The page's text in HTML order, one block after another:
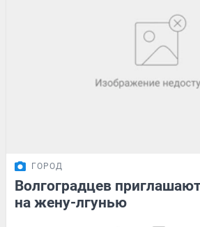
ГОРОД
Волгоградцев
на жену-лгунью